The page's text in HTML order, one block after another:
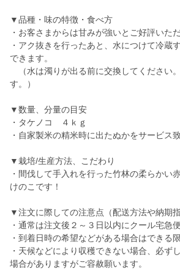
▼品種・味の特徴・食べ方
・お客さまからは甘みが強いとご好評いた
・アク抜きを行ったあと、水につけて冷蔵
できます。
（水は濁りが出る前に交換してください
す。）
▼数量、分量の目安
・タケノコ ４ｋｇ
・自家製米の精米時に出たぬかをサービス
▼栽培/生産方法、こだわり
・間伐して手入れを行った竹林の柔らかい
けのこです！
▼注文に際しての注意点（配送方法や納期指
・通常は注文後２～３日以内にクール宅急
・到着日時の希望などがある場合はできる
・天候などにより収穫できない場合、必ず
場合がありますがご容赦願います。